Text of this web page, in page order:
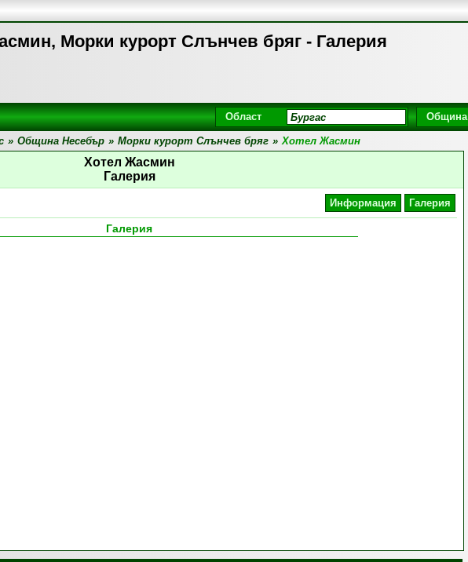
Морки курорт Слънчев бряг - Галерия
Област Община
» Община Несебър » Морки курорт Слънчев бряг » Хотел Жасмин
Хотел Жасмин
Галерия
Информация Галерия
Галерия